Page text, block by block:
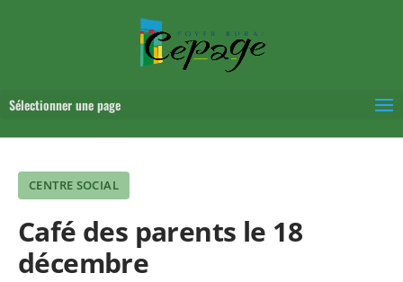
Sélectionner une page
CENTRE SOCIAL
Café des parents le 18
décembre